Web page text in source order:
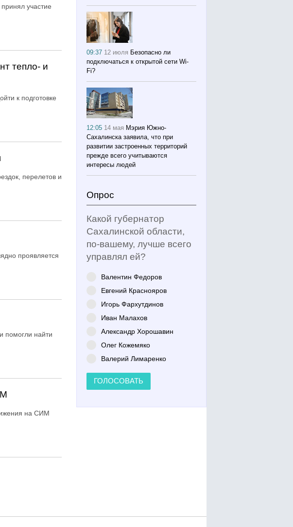
участие
тепло- и
к подготовке
перелетов и
проявляется
помогли найти
на СИМ
09:37 12 июля Безопасно ли
подключаться к открытой сети Wi-
Fi?
12:05 14 мая Мэрия Южно-
Сахалинска заявила, что при
развитии застроенных территорий
прежде всего учитываются
интересы людей
Опрос
Какой губернатор
Сахалинской области,
по-вашему, лучше всего
управлял ей?
Валентин Федоров
Евгений Краснояров
Игорь Фархутдинов
Иван Малахов
Александр Хорошавин
Олег Кожемяко
Валерий Лимаренко
ГОЛОСОВАТЬ